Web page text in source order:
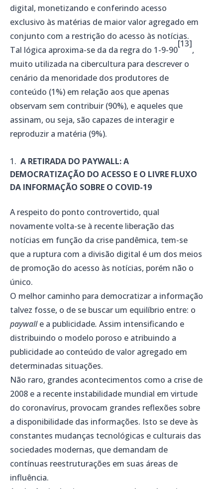
digital, monetizando e conferindo acesso
exclusivo às matérias de maior valor agregado em
conjunto com a restrição do acesso às notícias.
Tal lógica aproxima-se da da regra do 1-9-90
[13]
,
muito utilizada na cibercultura para descrever o
cenário da menoridade dos produtores de
conteúdo (1%) em relação aos que apenas
observam sem contribuir (90%), e aqueles que
assinam, ou seja, são capazes de interagir e
reproduzir a matéria (9%).
A RETIRADA DO PAYWALL: A
DEMOCRATIZAÇÃO DO ACESSO E O LIVRE FLUXO
DA INFORMAÇÃO SOBRE O COVID-19
A respeito do ponto controvertido, qual
novamente volta-se à recente liberação das
notícias em função da crise pandêmica, tem-se
que a ruptura com a divisão digital é um dos meios
de promoção do acesso às notícias, porém não o
único.
O melhor caminho para democratizar a informação
talvez fosse, o de se buscar um equilíbrio entre: o
paywalle a publicidade. Assim intensificando e
distribuindo o modelo poroso e atribuindo a
publicidade ao conteúdo de valor agregado em
determinadas situações.
Não raro, grandes acontecimentos como a crise de
2008 e a recente instabilidade mundial em virtude
do coronavírus, provocam grandes reflexões sobre
a disponibilidade das informações. Isto se deve às
constantes mudanças tecnológicas e culturais das
sociedades modernas, que demandam de
contínuas reestruturações em suas áreas de
influência.